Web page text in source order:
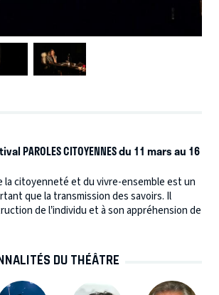
PAROLES CITOYENNES du 11 mars au 16
la citoyenneté et du vivre-ensemble est un
que la transmission des savoirs. Il
de l’individu et à son appréhension de
DU THÉÂTRE